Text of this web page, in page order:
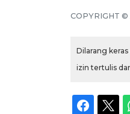
COPYRIGHT
Dilarang
izin tertulis